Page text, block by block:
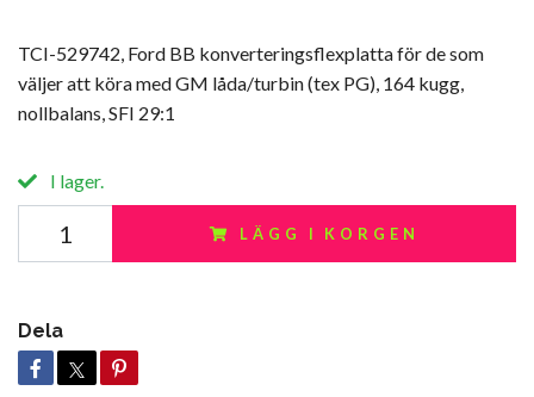
TCI-529742, Ford BB konverteringsflexplatta för de som
väljer att köra med GM låda/turbin (tex PG), 164 kugg,
nollbalans, SFI 29:1
I lager.
LÄGG I KORGEN
Dela